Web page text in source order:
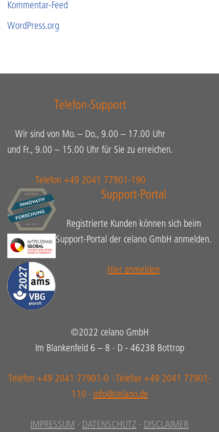
Kommentar-Feed
WordPress.org
Telefon-Support
Wir sind von Mo. – Do., 9.00 – 17.00 Uhr
und Fr., 9.00 – 15.00 Uhr für Sie zu erreichen.
Telefon +49 2041 77901-190
Support-Portal
Registrierte Kunden können sich beim
Support-Portal der celano GmbH anmelden.
Hier anmelden
©2022 celano GmbH
Im Blankenfeld 6 – 8 · D - 46238 Bottrop
Telefon +49 2041 77901-0 · Telefax +49 2041 77901-
110 · info@celano.de
IMPRESSUM · DATENSCHUTZ · DISCLAIMER